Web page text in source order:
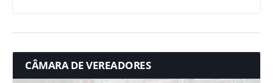
CÂMARA DE VEREADORES